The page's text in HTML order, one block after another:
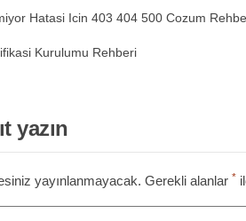
Hatasi Icin 403 404 500 Cozum
Kurulumu Rehberi
yazın
yayınlanmayacak. Gerekli alanlar *